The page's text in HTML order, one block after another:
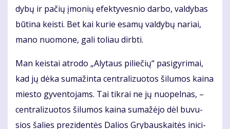
dy­bų ir pačių įmonių efek­ty­ves­nio dar­bo, val­dybas
būtina keis­ti. Bet kai kurie esamų valdybų nariai,
mano nuomone, gali toliau dirbti.
Man keis­tai at­ro­do „Aly­taus pi­lie­čių“ pa­si­gy­ri­mai,
kad jų dė­ka su­ma­žin­ta cen­tra­li­zuo­tos ši­lu­mos kai­na
mies­to gy­ven­to­jams. Tai tik­rai ne jų nuo­pel­nas, –
cen­tra­li­zuo­tos ši­lu­mos kai­na su­ma­žė­jo dėl bu­vu­
sios ša­lies pre­zi­den­tės Da­lios Gry­baus­kai­tės ini­ci­